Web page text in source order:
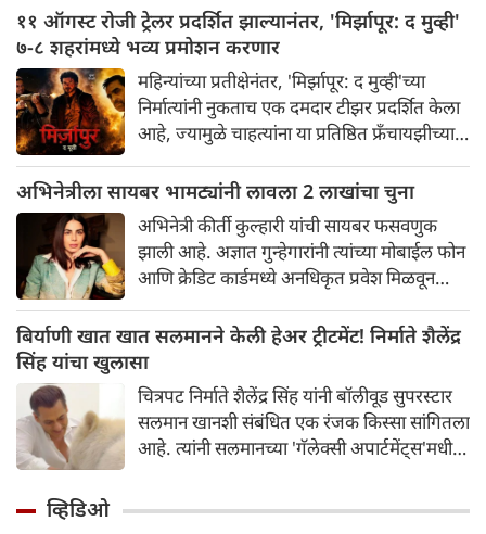
मोठ्या प्रमाणावर चर्चा होत असली तरी, ज्या एका
गोष्टीने सर्वाधिक लक्ष वेधून घेतले आहे आणि
प्रेक्षकांना रोमांचित केले आहे, ती म्हणजे 'रॉकिंग
स्टार' यशने साकारलेली रावणाची भूमिका.
११ ऑगस्ट रोजी ट्रेलर प्रदर्शित झाल्यानंतर, 'मिर्झापूर: द मुव्ही'
७-८ शहरांमध्ये भव्य प्रमोशन करणार
महिन्यांच्या प्रतीक्षेनंतर, 'मिर्झापूर: द मुव्ही'च्या
निर्मात्यांनी नुकताच एक दमदार टीझर प्रदर्शित केला
आहे, ज्यामुळे चाहत्यांना या प्रतिष्ठित फ्रँचायझीच्या
मिळाली आहे. पंकज त्रिपाठी, अली फजल आणि
दिव्येंदू शर्मा पुन्हा एकदा त्यांच्या चाहत्यांच्या
आवडत्या भूमिका साकारत आहे.
अभिनेत्रीला सायबर भामट्यांनी लावला 2 लाखांचा चुना
अभिनेत्री कीर्ती कुल्हारी यांची सायबर फसवणुक
झाली आहे. अज्ञात गुन्हेगारांनी त्यांच्या मोबाईल फोन
आणि क्रेडिट कार्डमध्ये अनधिकृत प्रवेश मिळवून
फसवणूक केली. अभिनेत्रीच्या तक्रारीच्या आधारे,
आंबोली पोलिसांनी गुन्हा दाखल करून तपास सुरू
केला आहे.
बिर्याणी खात खात सलमानने केली हेअर ट्रीटमेंट! निर्माते शैलेंद्र
सिंह यांचा खुलासा
चित्रपट निर्माते शैलेंद्र सिंह यांनी बॉलीवूड सुपरस्टार
सलमान खानशी संबंधित एक रंजक किस्सा सांगितला
आहे. त्यांनी सलमानच्या 'गॅलेक्सी अपार्टमेंट्स'मधील
व्हिडिओ